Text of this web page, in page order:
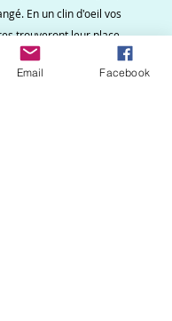
En un clin d'oeil vos
trouveront leur place.
Email Facebook